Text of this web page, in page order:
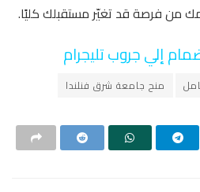
من فرصة قد تغيّر مستقبلك كليًا.
إلي جروب تليجرام
منح جامعة شرق فنلندا